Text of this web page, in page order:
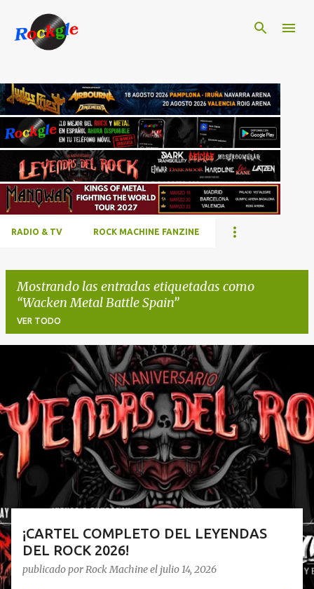
RADIO & TV ROCK MACHINE FANZINE
Mostrando las entradas etiquetadas como
Wacken Metal Battle Spain
VER TODO
t
a
d
s
¡CARTEL COMPLETO DEL LEYENDAS
DEL ROCK 2026!
publicado porRock Machineel julio 14, 2026